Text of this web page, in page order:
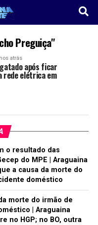
Preguiça"
atrás
após ficar
rede elétrica em
o resultado das
do MPE | Araguaina
a causa da morte do
doméstico
morte do irmão de
| Araguaina
no HGP; no BO, outra